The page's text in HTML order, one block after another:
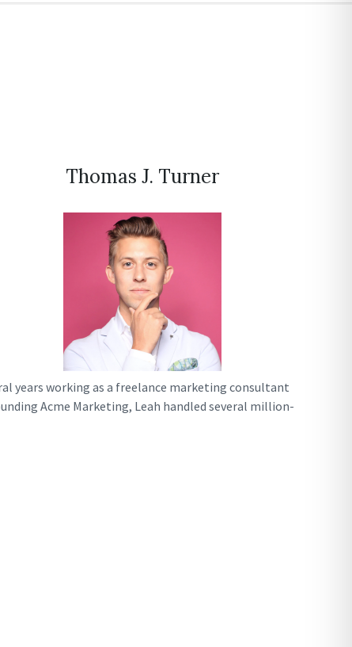
Thomas J. Turner
years working as a freelance marketing consultant
Acme Marketing, Leah handled several million-